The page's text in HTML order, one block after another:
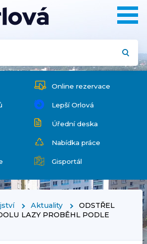
Online rezervace
Lepší Orlová
Úřední deska
Nabídka práce
Gisportál
Aktuality
ODSTŘEL
LAZY PROBĚHL PODLE